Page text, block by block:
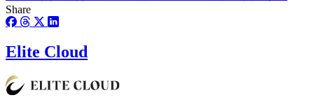
Share
Elite Cloud